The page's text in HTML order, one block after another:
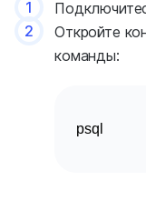
1
2
Откройте
команды:
psql